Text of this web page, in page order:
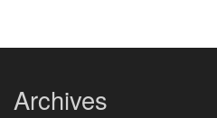
Archives